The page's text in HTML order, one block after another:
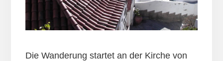
Die Wanderung startet an der Kirche von